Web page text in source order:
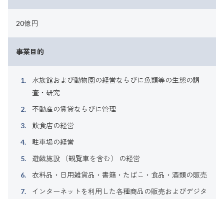
20億円
事業目的
水族館および動物園の経営ならびに魚類等の生態の調
査・研究
不動産の賃貸ならびに管理
飲食店の経営
駐車場の経営
遊戯施設 （観覧車を含む） の経営
衣料品・日用雑貨品・書籍・たばこ・食品・酒類の販売
インターネットを利用した各種商品の販売およびデジタ